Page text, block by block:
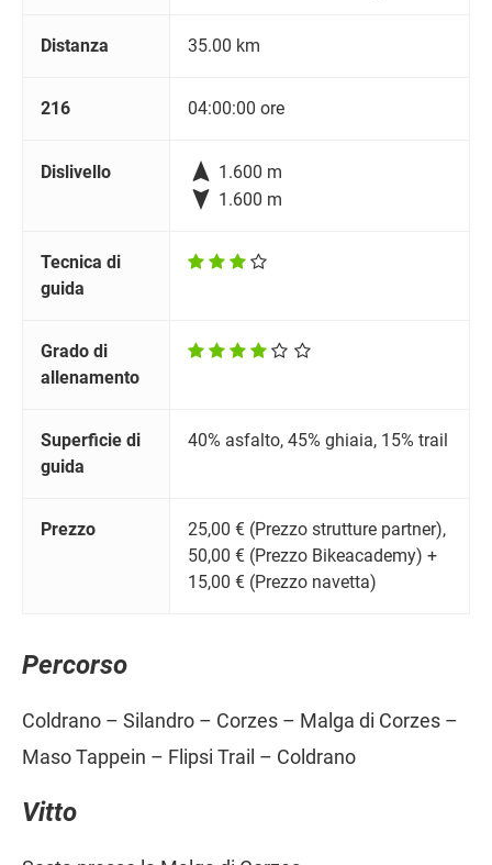
Distanza 35.00 km
216 04:00:00 ore
Dislivello  1.600 m
 1.600 m
Tecnica di
guida
Grado di
allenamento
Superficie di
guida
40% asfalto, 45% ghiaia, 15% trail
Prezzo
25,00 € (Prezzo strutture partner),
50,00 € (Prezzo Bikeacademy) +
15,00 € (Prezzo navetta)
Percorso
Coldrano – Silandro – Corzes – Malga di Corzes –
Maso Tappein – Flipsi Trail – Coldrano
Vitto